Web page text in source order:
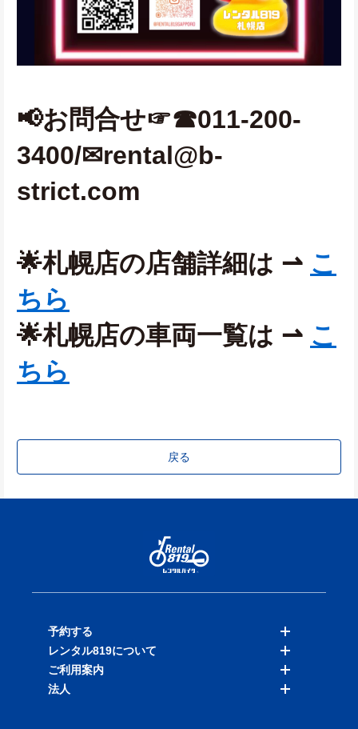
📢お問合せ☞☎011-200-
3400/✉rental@b-
strict.com
🌟札幌店の店舗詳細は ⇀ こ
ちら
🌟札幌店の車両一覧は ⇀ こ
ちら
戻る
予約する
バイクを探す
店舗を探す
レンタル819について
料金表
ご利用案内
法人